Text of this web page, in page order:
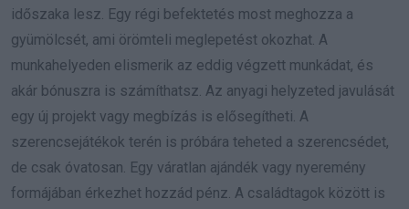
időszaka lesz. Egy régi befektetés most meghozza a
gyümölcsét, ami örömteli meglepetést okozhat. A
munkahelyeden elismerik az eddig végzett munkádat, és
akár bónuszra is számíthatsz. Az anyagi helyzeted javulását
egy új projekt vagy megbízás is elősegítheti. A
szerencsejátékok terén is próbára teheted a szerencsédet,
de csak óvatosan. Egy váratlan ajándék vagy nyeremény
formájában érkezhet hozzád pénz. A családtagok között is